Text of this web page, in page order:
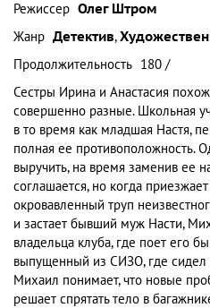
Режиссер Олег Штром
Жанр Детектив,
Продолжительность 180 /
Сестры Ирина и Анастасия
совершенно разные. Школьная
в то время как младшая Настя,
полная ее противоположность.
выручить, на время заменив ее
соглашается, но когда
окровавленный труп
и застает бывший муж Насти,
владельца клуба, где поет его
выпущенный из СИЗО, где сидел
Михаил понимает, что новые
решает спрятать тело в